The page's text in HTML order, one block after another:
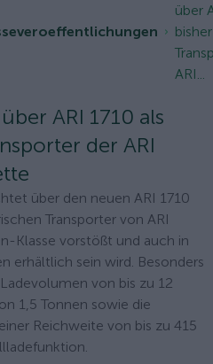
über
ARI...
ARI 1710 als
der ARI
über den neuen ARI 1710
Transporter von ARI
Klasse vorstößt und auch in
erhältlich sein wird. Besonders
von bis zu 12
1,5 Tonnen sowie die
Reichweite von bis zu 415